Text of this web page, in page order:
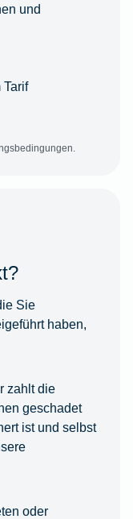
und
Sie
haben,
zahlt die
geschadet
ist und selbst
oder